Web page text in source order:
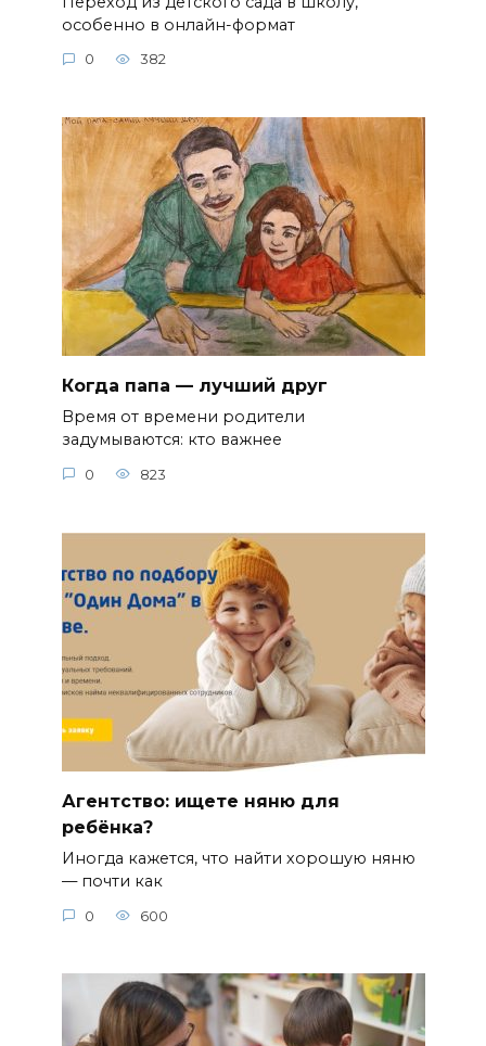
особенно в онлайн-формат
0 382
Когда папа — лучший друг
Время от времени родители
задумываются: кто важнее
0 823
Агентство: ищете няню для
ребёнка?
Иногда кажется, что найти хорошую няню
— почти как
0 600